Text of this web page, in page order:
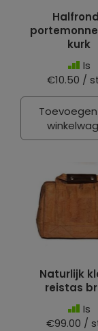
kurk
Is
€10.50 /
Naturlijk
reistas
Is
€99.00 /